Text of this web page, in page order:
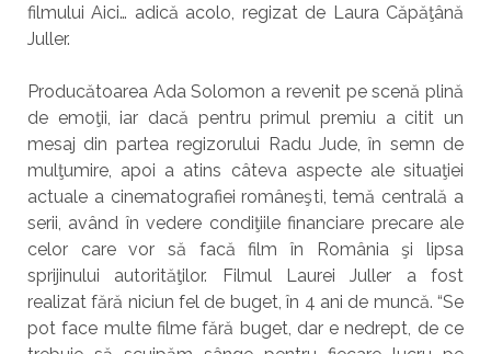
filmului Aici… adică acolo, regizat de Laura Căpăţână
Juller.
Producătoarea Ada Solomon a revenit pe scenă plină
de emoţii, iar dacă pentru primul premiu a citit un
mesaj din partea regizorului Radu Jude, în semn de
mulţumire, apoi a atins câteva aspecte ale situaţiei
actuale a cinematografiei româneşti, temă centrală a
serii, având în vedere condiţiile financiare precare ale
celor care vor să facă film în România şi lipsa
sprijinului autorităţilor. Filmul Laurei Juller a fost
realizat fără niciun fel de buget, în 4 ani de muncă. “Se
pot face multe filme fără buget, dar e nedrept, de ce